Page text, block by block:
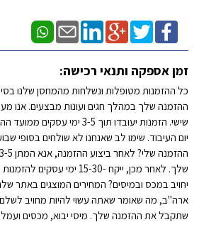
זמן אספקה ותנאי רכישה:
כל ההזמנות מטופלות ונשלחות מהמחסן שלנו
ההזמנה שלך במהלך חגים ועונות מבצעים. אנו
שישי. הזמנות יעובדו תוך 3-5
יום העיבוד. שימו לב שאנחנו לא שולחים בסופי
שלך. לאחר מכן, ייקח -15-30
יחויב במכס ובמיסים? המחירים המוצגים באתר
ארה"ב, מה שאומר שאתה עשוי להיות מחויב
שתקבל את ההזמנה שלך. מיסי יבוא, מכסים